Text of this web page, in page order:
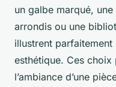
un galbe marqué,
arrondis ou une
illustrent
esthétique. Ces
l’ambiance d’une